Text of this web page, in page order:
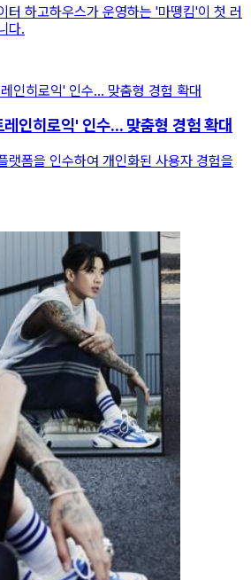
터 하고하우스가 운영하는 '마뗑킴'이 첫 러
다.
인히로익' 인수... 맞춤형 경험 확대
랫폼을 인수하여 개인화된 사용자 경험을